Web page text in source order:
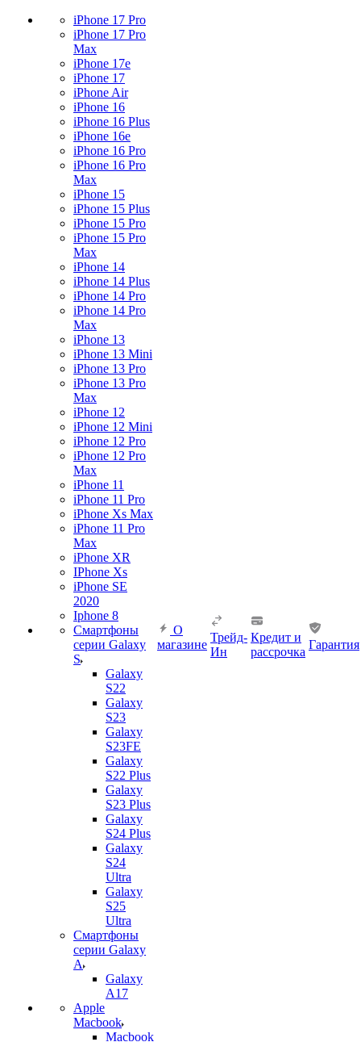
iPhone 17 Pro
iPhone 17 Pro
Max
iPhone 17e
iPhone 17
iPhone Air
iPhone 16
iPhone 16 Plus
iPhone 16e
iPhone 16 Pro
iPhone 16 Pro
Max
iPhone 15
iPhone 15 Plus
iPhone 15 Pro
iPhone 15 Pro
Max
iPhone 14
iPhone 14 Plus
iPhone 14 Pro
iPhone 14 Pro
Max
iPhone 13
iPhone 13 Mini
iPhone 13 Pro
iPhone 13 Pro
Max
iPhone 12
iPhone 12 Mini
iPhone 12 Pro
iPhone 12 Pro
Max
iPhone 11
iPhone 11 Pro
iPhone Xs Max
iPhone 11 Pro
Max
iPhone XR
IPhone Xs
iPhone SE
2020
Iphone 8
Смартфоны
серии Galaxy
S
Galaxy
S22
Galaxy
S23
Galaxy
S23FE
Galaxy
S22 Plus
Galaxy
S23 Plus
Galaxy
S24 Plus
Galaxy
S24
Ultra
Galaxy
S25
Ultra
Смартфоны
серии Galaxy
A
Galaxy
A17
Apple
Macbook
Macbook
О
магазине
Трейд-
Ин
Кредит и
рассрочка
Гарантия